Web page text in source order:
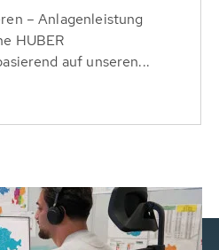
– Anlagenleistung
HUBER
auf unseren...